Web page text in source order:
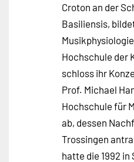
Croton an der
Basiliensis,
Hochschule der
schloss ihr
Prof. Michael
Hochschule für
ab, dessen
Trossingen
hatte die 1992 in